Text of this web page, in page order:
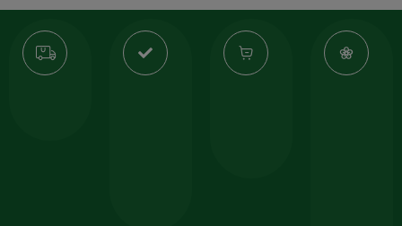
Transport
gratuit
Produse
calitate